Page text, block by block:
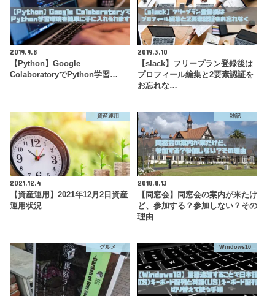
2019.9.8
【Python】Google
ColaboratoryでPython学習…
2019.3.10
【slack】フリープラン登録後は
プロフィール編集と2要素認証を
お忘れな…
資産運用
2021.12.4
【資産運用】2021年12月2日資産
運用状況
雑記
2018.8.13
【同窓会】同窓会の案内が来たけ
ど、参加する？参加しない？その
理由
グルメ Windows10